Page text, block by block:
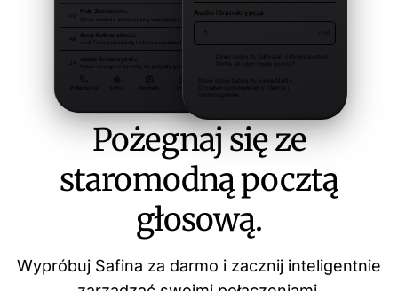
Pożegnaj się ze
staromodną pocztą
głosową.
Wypróbuj Safina za darmo i zacznij inteligentnie